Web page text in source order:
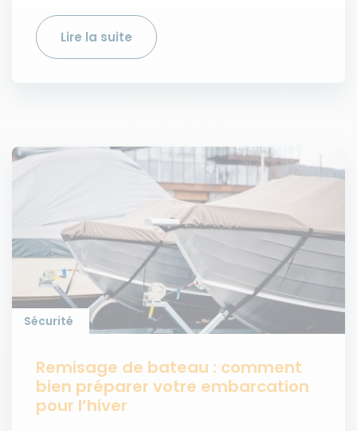
Lire la suite
Sécurité
Remisage de bateau : comment
bien préparer votre embarcation
pour l’hiver